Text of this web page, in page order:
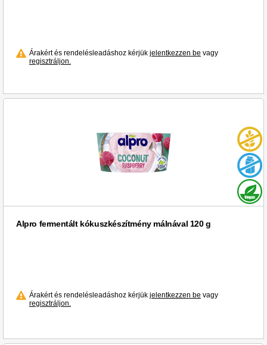
Árakért és rendelésleadáshoz kérjük jelentkezzen be vagy
regisztráljon.
Alpro fermentált kókuszkészítmény málnával 120 g
Árakért és rendelésleadáshoz kérjük jelentkezzen be vagy
regisztráljon.